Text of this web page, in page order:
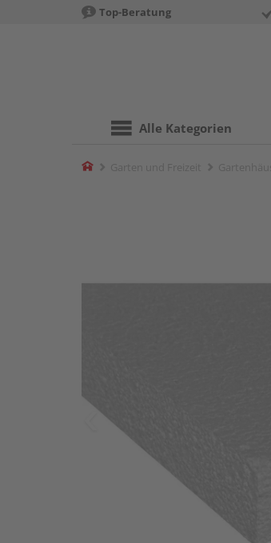
Top-Beratung
Alle Kategorien
Home